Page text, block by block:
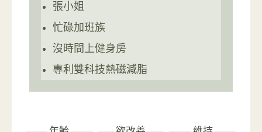
張小姐
忙碌加班族
沒時間上健身房
專利雙科技熱磁減脂